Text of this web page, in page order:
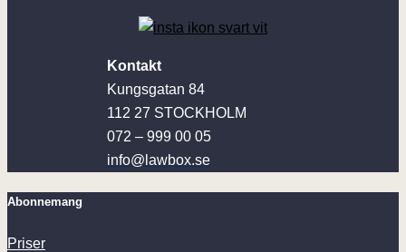
Kontakt
Kungsgatan 84
112 27 STOCKHOLM
072 – 999 00 05
info@lawbox.se
Abonnemang
Priser